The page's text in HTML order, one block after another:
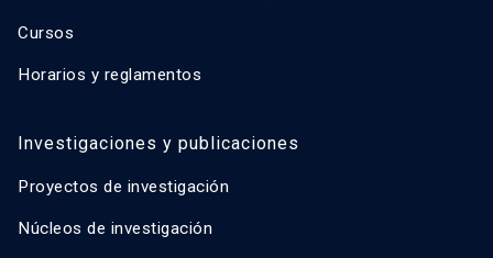
Cursos
Horarios y reglamentos
Investigaciones y publicaciones
Proyectos de investigación
Núcleos de investigación